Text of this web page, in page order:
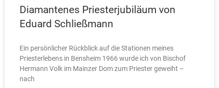
Diamantenes Priesterjubiläum von
Eduard Schließmann
Ein persönlicher Rückblick auf die Stationen meines
Priesterlebens in Bensheim 1966 wurde ich von Bischof
Hermann Volk im Mainzer Dom zum Priester geweiht –
nach